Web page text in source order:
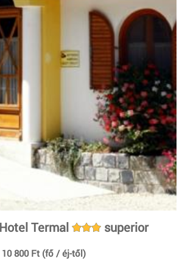
Termal superior
10 800 Ft (fő / éj-től)